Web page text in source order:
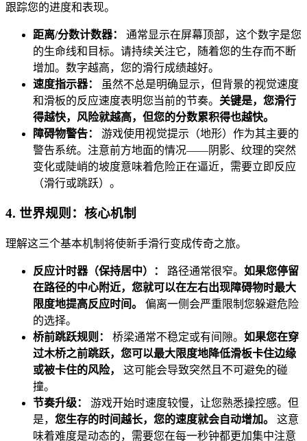
跟踪您的进度和表现。
距离/分数计数器：
通常显示在屏幕顶部，这个数字是您
的生命线和目标。请持续关注它，随着您的生存而不断
增加。数字越高，您的滑行成绩越好。
速度指示器：
虽然不总是明确显示，但背景的视觉速度
和滑板的反应速度表明您当前的节奏。 关键是，您滑行
得越快，风险就越高，但您的分数累积得也越快。
障碍物警告：
游戏使用视觉提示（地形）作为其主要的
警告系统。注意前方地面的情况——阴影、纹理的突然
变化或陡峭的坡度意味着危险正在逼近，需要立即反应
（滑行或跳跃）。
4. 世界规则：核心机制
理解这三个基本机制将使新手滑行变成传奇之旅。
反应计时器（保持居中）： 路径通常很窄。 如果您停留
在路径的中心附近，您就可以在左右出现障碍物时最大
限度地提高反应时间。
偏离一侧会严重限制您躲避危险
的选择。
桥前跳跃规则：
桥梁通常不稳定或有间隙。 如果您在穿
过木桥之前跳跃，您可以最大限度地降低滑板卡住边缘
或被卡住的风险，
这可能会导致突然且不可避免的碰
撞。
节奏升级：
游戏开始时速度较慢，让您熟悉操控感。但
是， 您生存的时间越长，您的速度就会自动增加。
这意
味着难度是动态的，需要您在每一秒钟都更加集中注意